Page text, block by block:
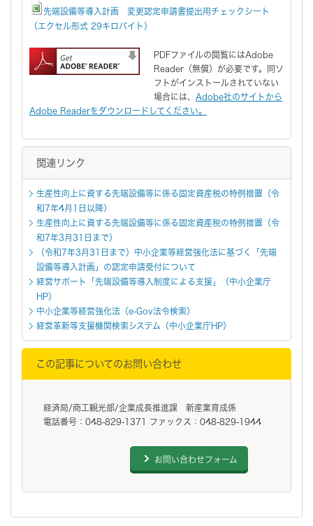
先端設備等導入計画 変更認定申請書提出用チェックシート
（エクセル形式 29キロバイト）
PDFファイルの閲覧にはAdobe
Reader（無償）が必要です。同ソ
フトがインストールされていない
場合には、 Adobe社のサイトから
Adobe Readerをダウンロードしてください。
関連リンク
生産性向上に資する先端設備等に係る固定資産税の特例措置（令
和7年4月1日以降）
生産性向上に資する先端設備等に係る固定資産税の特例措置（令
和7年3月31日まで）
（令和7年3月31日まで）中小企業等経営強化法に基づく「先端
設備等導入計画」の認定申請受付について
経営サポート「先端設備等導入制度による支援」（中小企業庁
HP）
中小企業等経営強化法（e-Gov法令検索）
経営革新等支援機関検索システム（中小企業庁HP）
この記事についてのお問い合わせ
経済局/商工観光部/企業成長推進課 新産業育成係
電話番号：048-829-1371 ファックス：048-829-1944
お問い合わせフォーム